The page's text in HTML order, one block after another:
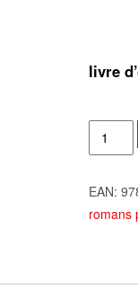
livre
quantité
de
été
à
Jean-
EAN:
romans